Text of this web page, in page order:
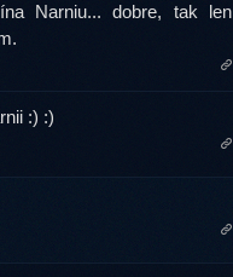
Narniu... dobre, tak len
:) :)